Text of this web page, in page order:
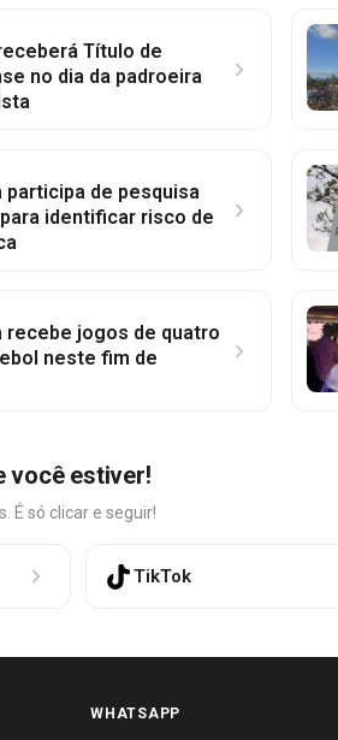
Título de
no dia da padroeira
participa de pesquisa
identificar risco de
recebe jogos de quatro
neste fim de
você estiver!
É só clicar e seguir!
TikTok
WHATSAPP